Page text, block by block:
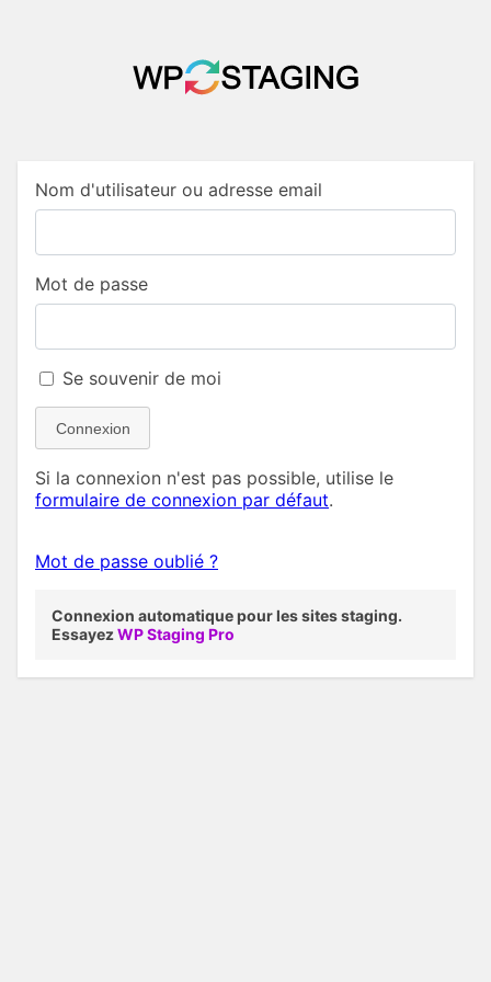
Nom d'utilisateur ou adresse email
Mot de passe
Se souvenir de moi
Connexion
Si la connexion n'est pas possible, utilise le
formulaire de connexion par défaut.
Mot de passe oublié ?
Connexion automatique pour les sites staging.
EssayezWP Staging Pro